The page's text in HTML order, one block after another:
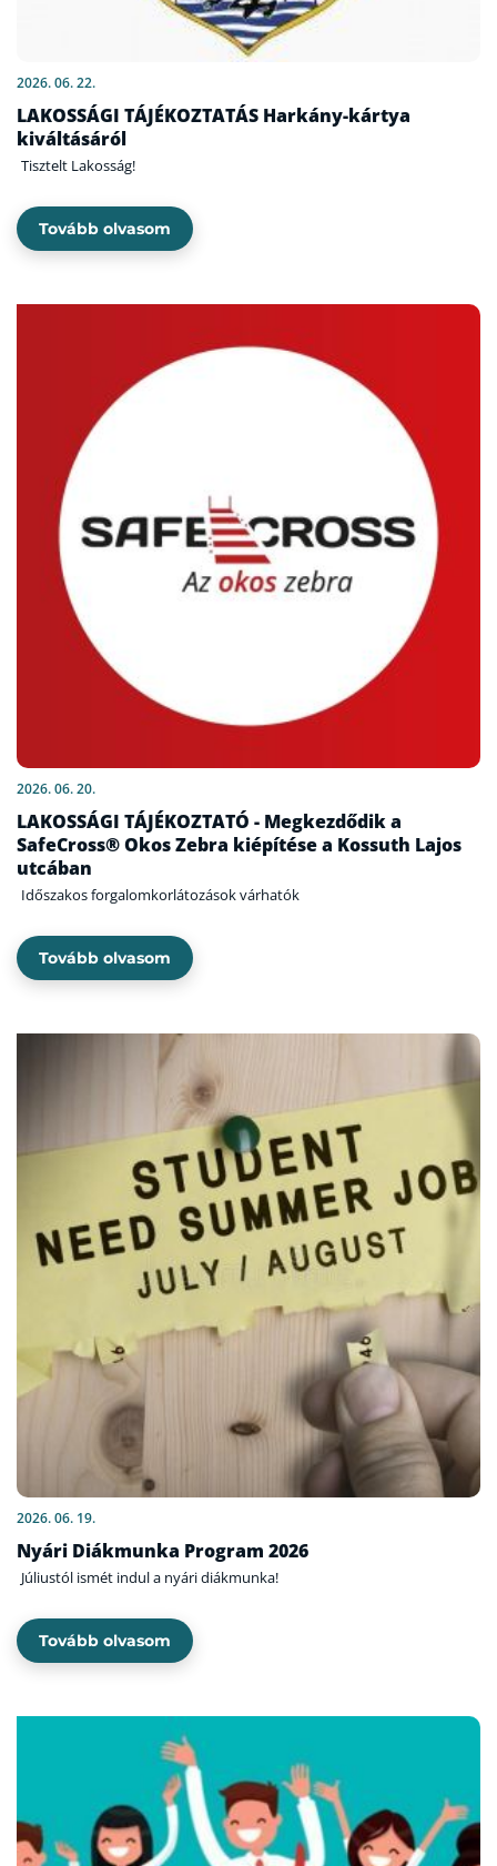
2026. 06. 22.
LAKOSSÁGI TÁJÉKOZTATÁS Harkány-kártya
kiváltásáról
Tisztelt Lakosság!
Tovább olvasom
2026. 06. 20.
LAKOSSÁGI TÁJÉKOZTATÓ - Megkezdődik a
SafeCross® Okos Zebra kiépítése a Kossuth Lajos
utcában
Időszakos forgalomkorlátozások várhatók
Tovább olvasom
2026. 06. 19.
Nyári Diákmunka Program 2026
Júliustól ismét indul a nyári diákmunka!
Tovább olvasom